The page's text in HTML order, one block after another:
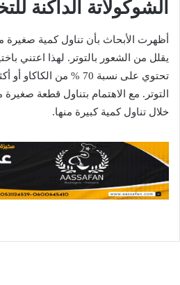
الشوكولاتة الداكنة
أظهرت الأبحاث بأن تناول كمية صغيرة
يقلل من الشعور بالتوتر. لهذا اعتني
تحتوي على نسبة 70 % من
التوتر. مع الاهتمام بتناول قطعة
خلال تناول كمية كبيرة منها.